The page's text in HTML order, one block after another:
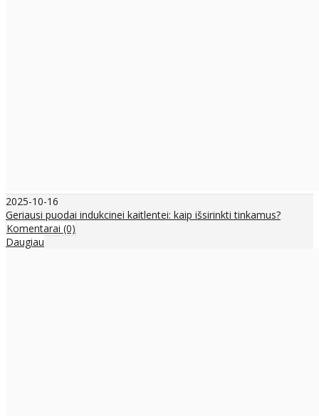
2025-10-16
Geriausi puodai indukcinei kaitlentei: kaip išsirinkti tinkamus?
Komentarai (0)
Daugiau